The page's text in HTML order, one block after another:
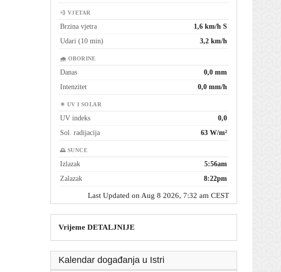
💨 VJETAR
Brzina vjetra
1,6 km/h S
Udari (10 min)
3,2 km/h
🌧 OBORINE
Danas
0,0 mm
Intenzitet
0,0 mm/h
☀ UV I SOLAR
UV indeks
0,0
Sol. radijacija
63 W/m²
🌅 SUNCE
Izlazak
5:56am
Zalazak
8:22pm
Last Updated on Aug 8 2026, 7:32 am CEST
Vrijeme DETALJNIJE
Kalendar događanja u Istri